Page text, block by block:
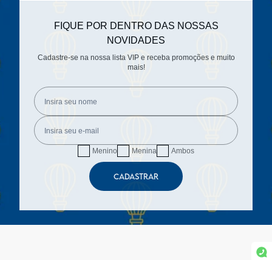
FIQUE POR DENTRO DAS NOSSAS
NOVIDADES
Cadastre-se na nossa lista VIP e receba promoções e muito
mais!
Menino Menina Ambos
CADASTRAR